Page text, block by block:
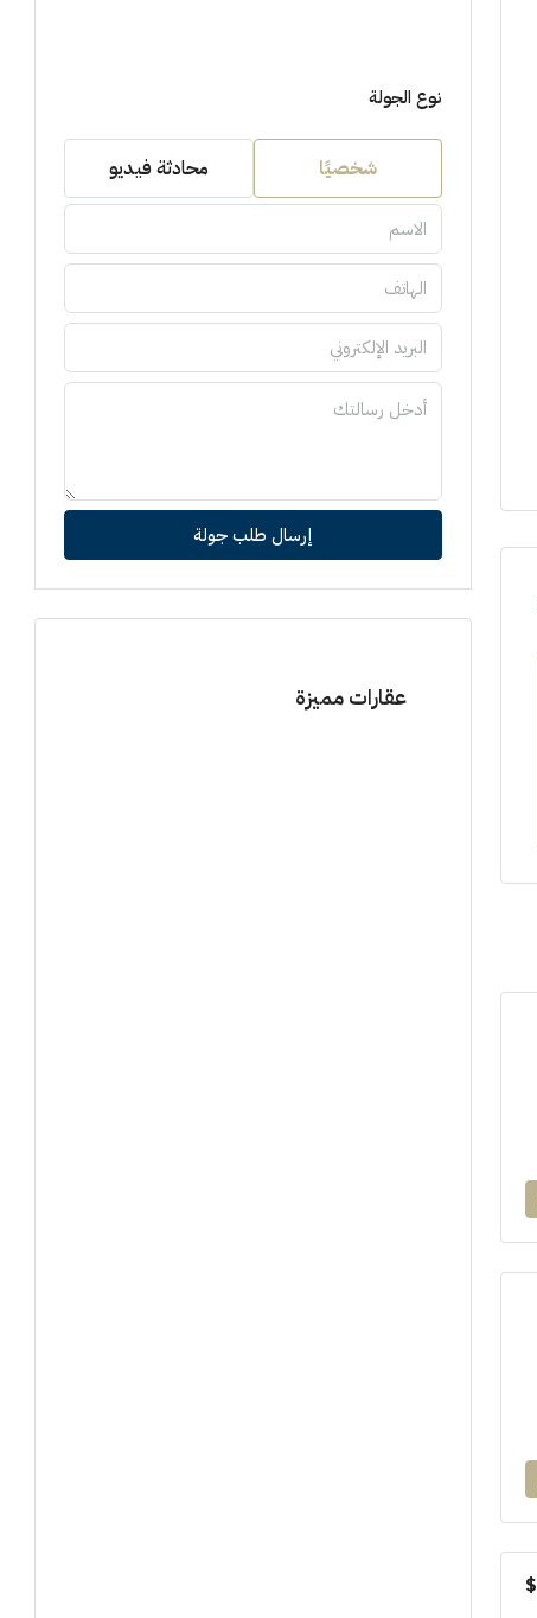
نوع الجولة
شخصيًا محادثة فيديو
إرسال طلب جولة
عقارات مميزة